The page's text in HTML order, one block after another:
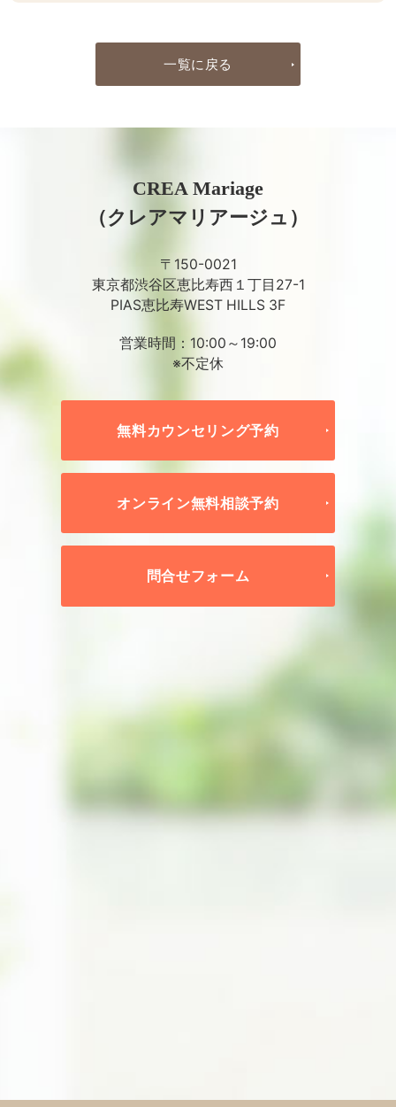
一覧に戻る
CREA Mariage
（クレアマリアージュ）
〒150-0021
東京都渋谷区恵比寿西１丁目27-1
PIAS恵比寿WEST HILLS 3F
営業時間：10:00～19:00
※不定休
無料カウンセリング予約
オンライン無料相談予約
問合せフォーム